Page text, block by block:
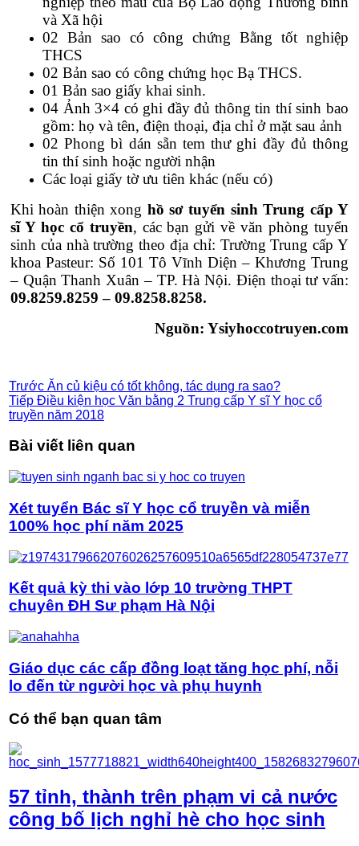
và Xã hội
02 Bản sao có công chứng Bằng tốt nghiệp
THCS
02 Bản sao có công chứng học Bạ THCS.
01 Bản sao giấy khai sinh.
04 Ảnh 3×4 có ghi đầy đủ thông tin thí sinh bao
gồm: họ và tên, điện thoại, địa chỉ ở mặt sau ảnh
02 Phong bì dán sẵn tem thư ghi đầy đủ thông
tin thí sinh hoặc người nhận
Các loại giấy tờ ưu tiên khác (nếu có)
Khi hoàn thiện xong hồ sơ tuyển sinh Trung cấp Y
sĩ Y học cổ truyền, các bạn gửi về văn phòng tuyển
sinh của nhà trường theo địa chỉ: Trường Trung cấp Y
khoa Pasteur: Số 101 Tô Vĩnh Diện – Khương Trung
– Quận Thanh Xuân – TP. Hà Nội. Điện thoại tư vấn:
09.8259.8259 – 09.8258.8258.
Nguồn: Ysiyhoccotruyen.com
Trước Ăn củ kiệu có tốt không, tác dụng ra sao?
Tiếp Điều kiện học Văn bằng 2 Trung cấp Y sĩ Y học cổ
truyền năm 2018
Bài viết liên quan
Xét tuyển Bác sĩ Y học cổ truyền và miễn
100% học phí năm 2025
Kết quả kỳ thi vào lớp 10 trường THPT
chuyên ĐH Sư phạm Hà Nội
Giáo dục các cấp đồng loạt tăng học phí, nỗi
lo đến từ người học và phụ huynh
Có thể bạn quan tâm
57 tỉnh, thành trên phạm vi cả nước
công bố lịch nghỉ hè cho học sinh